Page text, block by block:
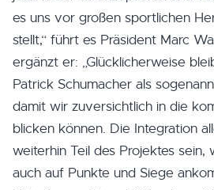
es uns vor großen sportlichen
stellt,“ führt es Präsident Marc
ergänzt er: „Glücklicherweise
Patrick Schumacher als
damit wir zuversichtlich in die
blicken können. Die Integration
weiterhin Teil des Projektes sein,
auch auf Punkte und Siege